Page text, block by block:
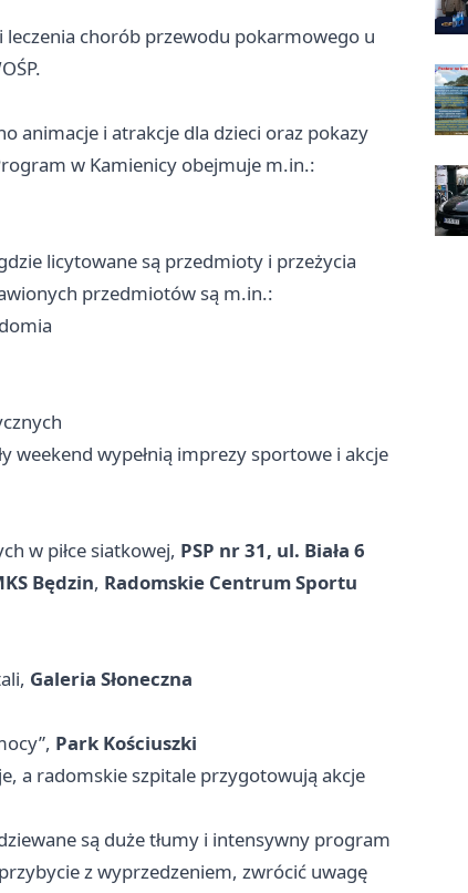
chorób przewodu pokarmowego u
animacje i atrakcje dla dzieci oraz pokazy
w Kamienicy obejmuje m.in.:
licytowane są przedmioty i przeżycia
przedmiotów są m.in.:
weekend wypełnią imprezy sportowe i akcje
w piłce siatkowej, PSP nr 31, ul. Biała 6
Będzin, Radomskie Centrum Sportu
Galeria Słoneczna
Park Kościuszki
a radomskie szpitale przygotowują akcje
są duże tłumy i intensywny program
z wyprzedzeniem, zwrócić uwagę